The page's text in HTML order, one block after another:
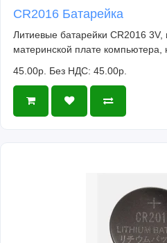
CR2016 Батарейка
Литиевые батарейки CR2016 3V,
материнской плате компьютера,
45.00р. Без НДС: 45.00р.